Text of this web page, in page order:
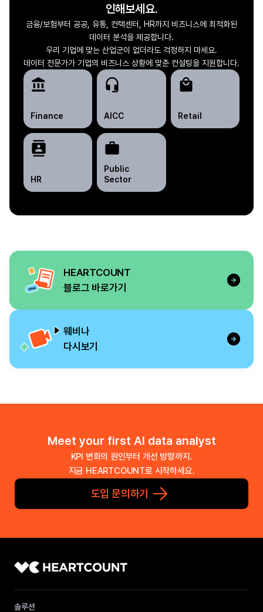
인해보세요.
금융/보험부터 공공, 유통, 컨택센터, HR까지 비즈니스에 최적화된
데이터 분석을 제공합니다.
우리 기업에 맞는 산업군이 없더라도 걱정하지 마세요.
데이터 전문가가 기업의 비즈니스 상황에 맞춘 컨설팅을 지원합니다.
Finance
account_balance
AICC
headset_mic
Retail
local_mall
HR
contacts
Public
Sector
work
HEARTCOUNT
블로그 바로가기
웨비나
다시보기
Meet your first AI data analyst
KPI 변화의 원인부터 개선 방향까지.
지금 HEARTCOUNT로 시작하세요.
도입 문의하기
솔루션